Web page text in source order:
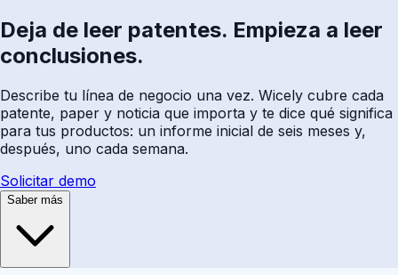
Deja de leer patentes. Empieza a leer
conclusiones.
Describe tu línea de negocio una vez. Wicely cubre cada
patente, paper y noticia que importa y te dice qué significa
para tus productos: un informe inicial de seis meses y,
después, uno cada semana.
Solicitar demo
Saber más